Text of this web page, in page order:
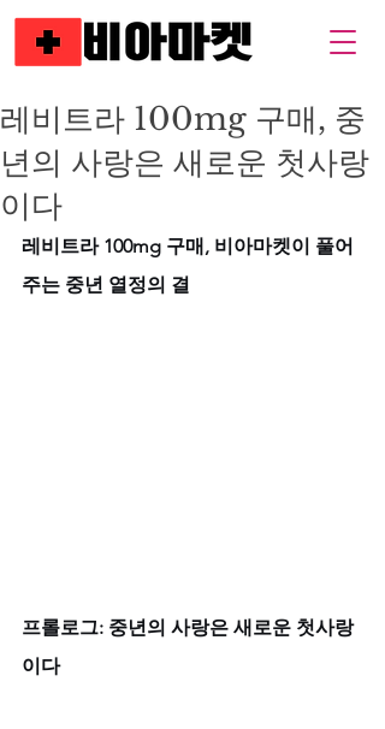
레비트라 100mg 구매, 중
년의 사랑은 새로운 첫사랑
이다
레비트라 100mg 구매, 비아마켓이 풀어
주는 중년 열정의 결
프롤로그: 중년의 사랑은 새로운 첫사랑
이다